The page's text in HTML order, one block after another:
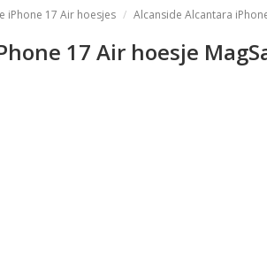
iPhone 17 Air hoesjes Alcanside Alcantara
17 Air hoesje